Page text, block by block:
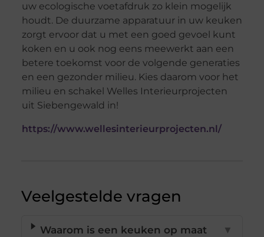
uw ecologische voetafdruk zo klein mogelijk
houdt. De duurzame apparatuur in uw keuken
zorgt ervoor dat u met een goed gevoel kunt
koken en u ook nog eens meewerkt aan een
betere toekomst voor de volgende generaties
en een gezonder milieu. Kies daarom voor het
milieu en schakel Welles Interieurprojecten
uit Siebengewald in!
https://www.wellesinterieurprojecten.nl/
Veelgestelde vragen
Waarom is een keuken op maat
▼